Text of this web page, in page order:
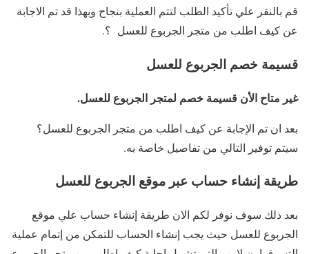
قم بالنقر علي تأكيد الطلب لتتم العملية بنجاح وبهذا قد تم الاجابة
عن كيف اطلب من متجر الجربوع للعسل ؟.
قسيمة خصم الجربوع للعسل
غير متاح الأن قسيمة خصم لمتجر الجربوع للعسل.
بعد ان تم الإجابة عن كيف اطلب من متجر الجربوع للعسل؟
سيتم توفير التالي من تفاصيل خاصة به.
طريقة إنشاء حساب عبر موقع الجربوع للعسل
بعد ذلك سوف نوفر لكم الان طريقة إنشاء حساب علي موقع
الجربوع للعسل حيث يجب إنشاء الحساب للتمكن من إتمام عملية